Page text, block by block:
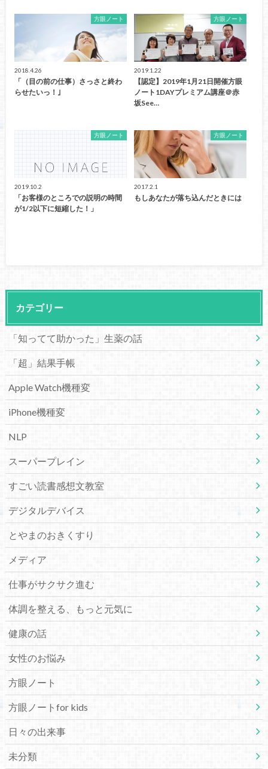
方眼ノート
2018.4.26
「（目の前の仕事）さっさと終わ
らせたいっ！｣
方眼ノート
2019.1.22
【認定】2019年1月21日開催方眼
ノート1DAYプレミアム講座＠赤
坂See…
方眼ノート
2019.10.2
「お客様のところでの説明の時間
が1/2以下に短縮した！」
方眼ノート
2017.2.1
もしあなたが落ち込んだときには
カテゴリー
「知ってて助かった」生薬の話
「超」結果手帳
Apple Watch機種変
iPhone機種変
NLP
スーパープレイン
すごい読書感想文教室
デジタルデバイス
とやまのおきくすり
メディア
仕事がサクサク進む
体調を整える、もっと元気に
健康の話
女性のお悩み
方眼ノート
方眼ノートfor kids
日々の出来事
未分類